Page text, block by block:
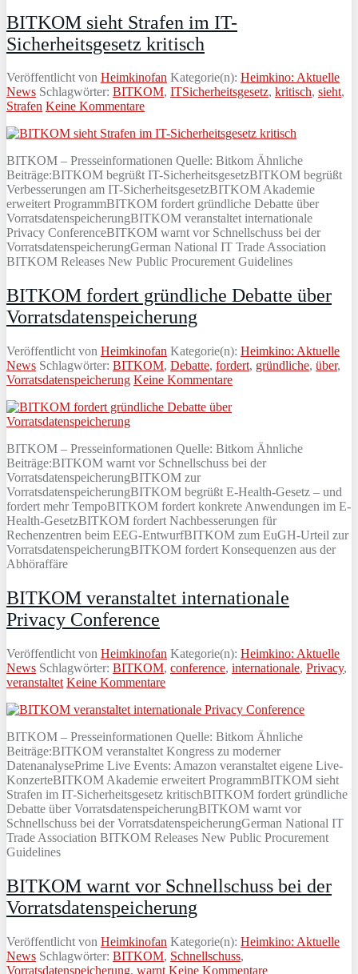
BITKOM sieht Strafen im IT-
Sicherheitsgesetz kritisch
Veröffentlicht von Heimkinofan Kategorie(n): Heimkino: Aktuelle
News Schlagwörter: BITKOM, ITSicherheitsgesetz, kritisch, sieht,
Strafen Keine Kommentare
BITKOM – Presseinformationen Quelle: Bitkom Ähnliche
Beiträge:BITKOM begrüßt IT-SicherheitsgesetzBITKOM begrüßt
Verbesserungen am IT-SicherheitsgesetzBITKOM Akademie
erweitert ProgrammBITKOM fordert gründliche Debatte über
VorratsdatenspeicherungBITKOM veranstaltet internationale
Privacy ConferenceBITKOM warnt vor Schnellschuss bei der
VorratsdatenspeicherungGerman National IT Trade Association
BITKOM Releases New Public Procurement Guidelines
BITKOM fordert gründliche Debatte über
Vorratsdatenspeicherung
Veröffentlicht von Heimkinofan Kategorie(n): Heimkino: Aktuelle
News Schlagwörter: BITKOM, Debatte, fordert, gründliche, über,
Vorratsdatenspeicherung Keine Kommentare
BITKOM – Presseinformationen Quelle: Bitkom Ähnliche
Beiträge:BITKOM warnt vor Schnellschuss bei der
VorratsdatenspeicherungBITKOM zur
VorratsdatenspeicherungBITKOM begrüßt E-Health-Gesetz – und
fordert mehr TempoBITKOM fordert konkrete Anwendungen im E-
Health-GesetzBITKOM fordert Nachbesserungen für
Rechenzentren beim EEG-EntwurfBITKOM zum EuGH-Urteil zur
VorratsdatenspeicherungBITKOM fordert Konsequenzen aus der
Abhöraffäre
BITKOM veranstaltet internationale
Privacy Conference
Veröffentlicht von Heimkinofan Kategorie(n): Heimkino: Aktuelle
News Schlagwörter: BITKOM, conference, internationale, Privacy,
veranstaltet Keine Kommentare
BITKOM – Presseinformationen Quelle: Bitkom Ähnliche
Beiträge:BITKOM veranstaltet Kongress zu moderner
DatenanalysePrime Live Events: Amazon veranstaltet eigene Live-
KonzerteBITKOM Akademie erweitert ProgrammBITKOM sieht
Strafen im IT-Sicherheitsgesetz kritischBITKOM fordert gründliche
Debatte über VorratsdatenspeicherungBITKOM warnt vor
Schnellschuss bei der VorratsdatenspeicherungGerman National IT
Trade Association BITKOM Releases New Public Procurement
Guidelines
BITKOM warnt vor Schnellschuss bei der
Vorratsdatenspeicherung
Veröffentlicht von Heimkinofan Kategorie(n): Heimkino: Aktuelle
News Schlagwörter: BITKOM, Schnellschuss,
Vorratsdatenspeicherung, warnt Keine Kommentare